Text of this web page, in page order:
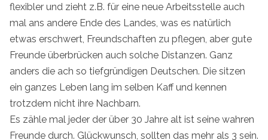
flexibler und zieht z.B. für eine neue Arbeitsstelle auch
mal ans andere Ende des Landes, was es natürlich
etwas erschwert, Freundschaften zu pflegen, aber gute
Freunde überbrücken auch solche Distanzen. Ganz
anders die ach so tiefgründigen Deutschen. Die sitzen
ein ganzes Leben lang im selben Kaff und kennen
trotzdem nicht ihre Nachbarn.
Es zähle mal jeder der über 30 Jahre alt ist seine wahren
Freunde durch. Glückwunsch, sollten das mehr als 3 sein.